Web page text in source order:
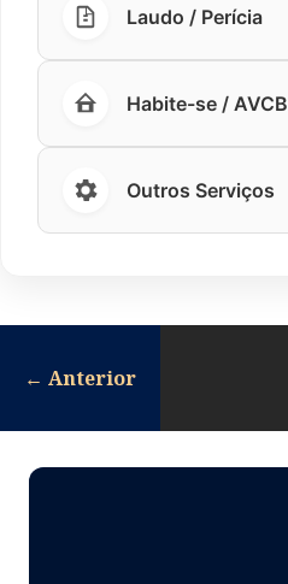
Laudo / Perícia
Habite-se / AVCB
Outros Serviços
← Anterior